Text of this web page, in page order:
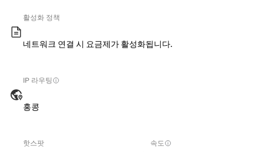
활성화 정책
네트워크 연결 시 요금제가 활성화됩니다.
IP 라우팅
홍콩
핫스팟 속도